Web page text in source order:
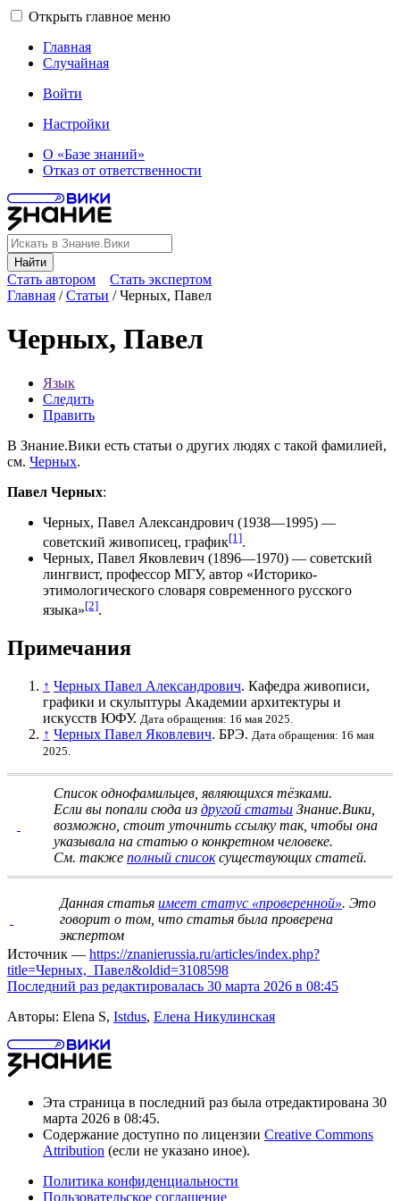
Открыть главное меню
Главная
Случайная
Войти
Настройки
О «Базе знаний»
Отказ от ответственности
Найти
Стать автором
Стать экспертом
Главная /Статьи /Черных, Павел
Черных, Павел
Язык
Следить
Править
В Знание.Вики есть статьи о других людях с такой фамилией,
см. Черных.
Павел Черных:
Черных, Павел Александрович (1938—1995) —
советский живописец, график[1].
Черных, Павел Яковлевич (1896—1970) — советский
лингвист, профессор МГУ, автор «Историко-
этимологического словаря современного русского
языка»[2].
Примечания
↑ Черных Павел Александрович. Кафедра живописи,
графики и скульптуры Академии архитектуры и
искусств ЮФУ. Дата обращения: 16 мая 2025.
↑ Черных Павел Яковлевич. БРЭ. Дата обращения: 16 мая
2025.
Список однофамильцев, являющихся тёзками.
Если вы попали сюда из другой статьи Знание.Вики,
возможно, стоит уточнить ссылку так, чтобы она
указывала на статью о конкретном человеке.
См. также полный списоксуществующих статей.
Данная статья имеет статус «проверенной». Это
говорит о том, что статья была проверена
экспертом
Источник — https://znanierussia.ru/articles/index.php?
title=Черных,_Павел&oldid=3108598
Последний раз редактировалась 30 марта 2026 в 08:45
Авторы: Elena S, Istdus, Елена Никулинская
Эта страница в последний раз была отредактирована 30
марта 2026 в 08:45.
Содержание доступно по лицензии Creative Commons
Attribution (если не указано иное).
Политика конфиденциальности
Пользовательское соглашение